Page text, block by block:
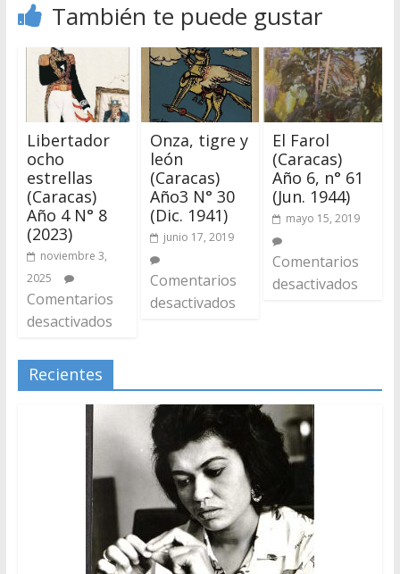
También te puede gustar
Libertador
ocho
estrellas
(Caracas)
Año 4 N° 8
(2023)
noviembre 3,
2025
Comentarios
desactivados
Onza, tigre y
león
(Caracas)
Año3 N° 30
(Dic. 1941)
junio 17, 2019
Comentarios
desactivados
El Farol
(Caracas)
Año 6, n° 61
(Jun. 1944)
mayo 15, 2019
Comentarios
desactivados
Recientes